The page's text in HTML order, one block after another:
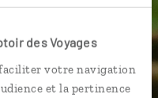
des Voyages
votre navigation
et la pertinence